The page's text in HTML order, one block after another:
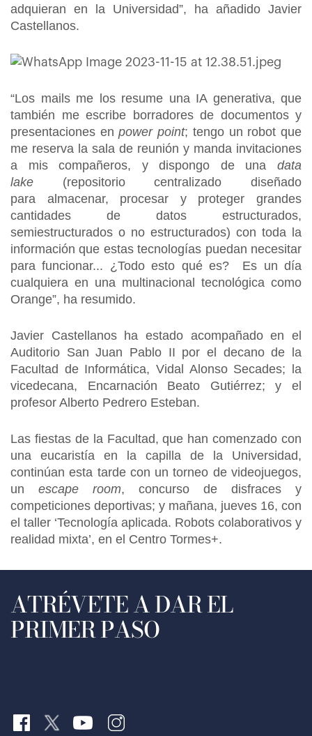
adquieran en la Universidad”, ha añadido Javier
Castellanos.
“Los mails me los resume una IA generativa, que
también me escribe borradores de documentos y
presentaciones enpower point; tengo un robot que
me reserva la sala de reunión y manda invitaciones
a mis compañeros, y dispongo de una data
lake (repositorio centralizado diseñado
para almacenar, procesar y proteger grandes
cantidades de datos estructurados,
semiestructurados o no estructurados) con toda la
información que estas tecnologías puedan necesitar
para funcionar... ¿Todo esto qué es? Es un día
cualquiera en una multinacional tecnológica como
Orange”, ha resumido.
Javier Castellanos ha estado acompañado en el
Auditorio San Juan Pablo II por el decano de la
Facultad de Informática, Vidal Alonso Secades; la
vicedecana, Encarnación Beato Gutiérrez; y el
profesor Alberto Pedrero Esteban.
Las fiestas de la Facultad, que han comenzado con
una eucaristía en la capilla de la Universidad,
continúan esta tarde con un torneo de videojuegos,
un escape room, concurso de disfraces y
competiciones deportivas; y mañana, jueves 16, con
el taller ‘Tecnología aplicada. Robots colaborativos y
realidad mixta’, en el Centro Tormes+.
ATRÉVETE A DAR EL
PRIMER PASO